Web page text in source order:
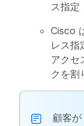
ス指定
Cisco
レス指
アクセ
クを割
顧客